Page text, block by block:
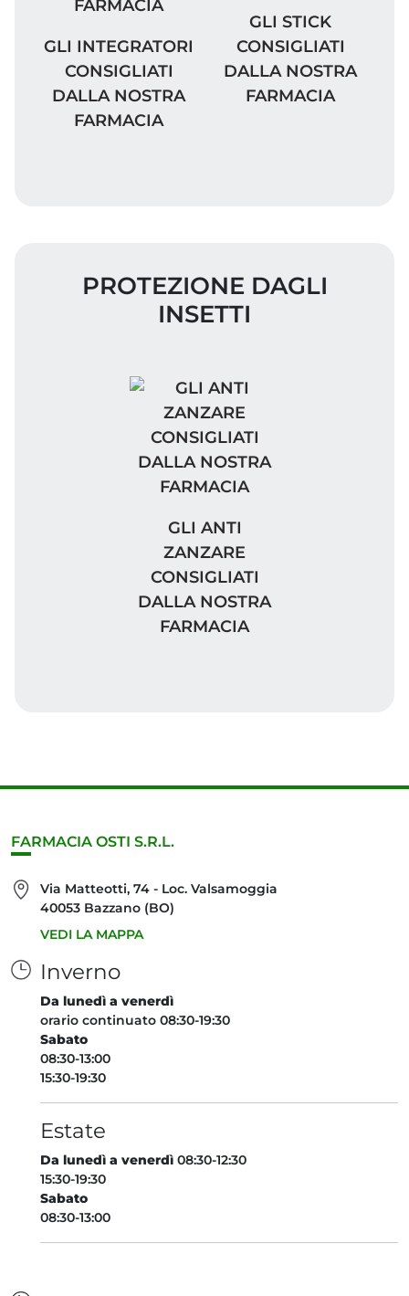
GLI INTEGRATORI CONSIGLIATI DALLA
GLI INTEGRATORI
CONSIGLIATI
DALLA NOSTRA
FARMACIA
GLI STICK
GLI STICK
CONSIGLIATI
DALLA NOSTRA
FARMACIA
PROTEZIONE DAGLI
INSETTI
GLI ANTI ZANZARE
GLI ANTI
ZANZARE
CONSIGLIATI
DALLA NOSTRA
FARMACIA
FARMACIA OSTI S.R.L.
Via Matteotti, 74 - Loc. Valsamoggia
40053 Bazzano (BO)
VEDI LA MAPPA
Inverno
Da lunedì a venerdì
orario continuato 08:30-19:30
Sabato
08:30-13:00
15:30-19:30
Estate
Da lunedì a venerdì 08:30-12:30
15:30-19:30
Sabato
08:30-13:00